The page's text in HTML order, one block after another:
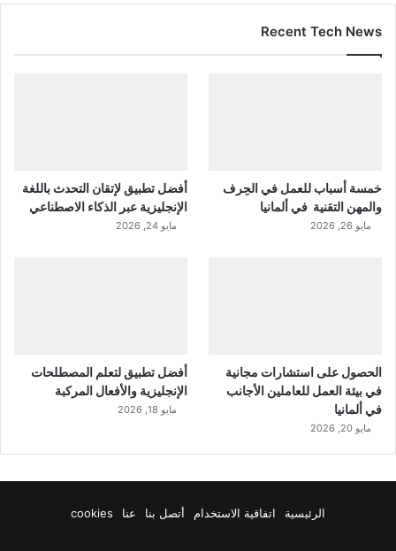
Recent Tech News
خمسة أسباب للعمل في الحِرف
والمهن التقنية في ألمانيا
مايو 26, 2026
أفضل تطبيق لإتقان التحدث باللغة
الإنجليزية عبر الذكاء الاصطناعي
مايو 24, 2026
الحصول على استشارات مجانية
في بيئة العمل للعاملين الأجانب
في ألمانيا
مايو 20, 2026
أفضل تطبيق لتعلم المصطلحات
الإنجليزية والأفعال المركبة
مايو 18, 2026
الرئيسية اتفاقية الاستخدام أتصل بنا عنا cookies